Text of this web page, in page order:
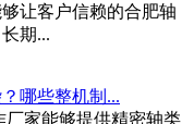
让客户信赖的合肥轴
期...
哪些整机制...
家能够提供精密轴类